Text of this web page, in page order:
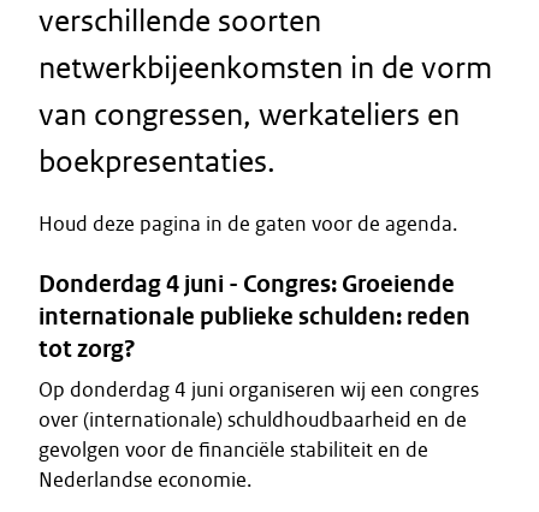
verschillende soorten
netwerkbijeenkomsten in de vorm
van congressen, werkateliers en
boekpresentaties.
Houd deze pagina in de gaten voor de agenda.
Donderdag 4 juni - Congres: Groeiende
internationale publieke schulden: reden
tot zorg?
Op donderdag 4 juni organiseren wij een congres
over (internationale) schuldhoudbaarheid en de
gevolgen voor de financiële stabiliteit en de
Nederlandse economie.